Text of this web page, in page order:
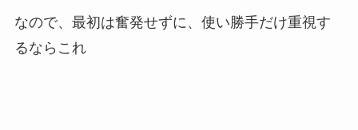
なので、最初は奮発せずに、使い勝手だけ重視す
るならこれ